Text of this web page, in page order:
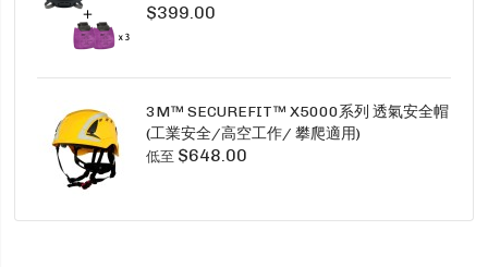
SECURE CLICK HF-802SD HF-800SD 系列
$399.00
3M™ SECUREFIT™ X5000系列 透氣安全帽
(工業安全/高空工作/ 攀爬適用)
低至 $648.00